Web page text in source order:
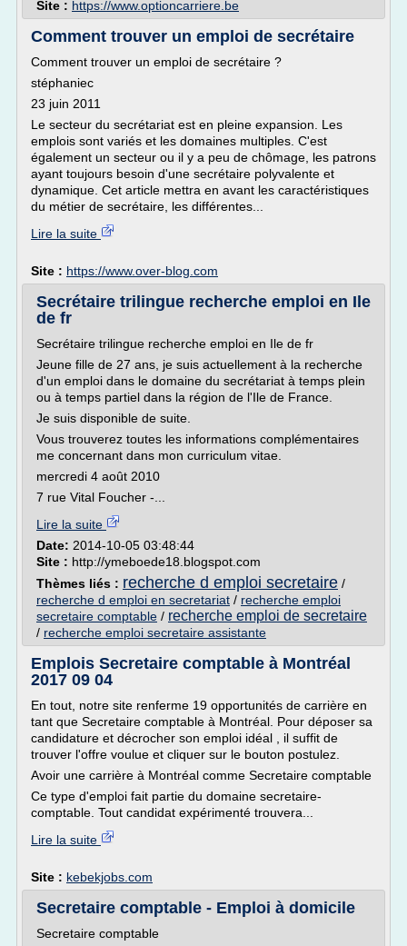
Site : https://www.optioncarriere.be
Comment trouver un emploi de secrétaire
Comment trouver un emploi de secrétaire ?
stéphaniec
23 juin 2011
Le secteur du secrétariat est en pleine expansion. Les
emplois sont variés et les domaines multiples. C'est
également un secteur ou il y a peu de chômage, les patrons
ayant toujours besoin d'une secrétaire polyvalente et
dynamique. Cet article mettra en avant les caractéristiques
du métier de secrétaire, les différentes...
Lire la suite
Site : https://www.over-blog.com
Secrétaire trilingue recherche emploi en Ile
de fr
Secrétaire trilingue recherche emploi en Ile de fr
Jeune fille de 27 ans, je suis actuellement à la recherche
d'un emploi dans le domaine du secrétariat à temps plein
ou à temps partiel dans la région de l'Ile de France.
Je suis disponible de suite.
Vous trouverez toutes les informations complémentaires
me concernant dans mon curriculum vitae.
mercredi 4 août 2010
7 rue Vital Foucher -...
Lire la suite
Date: 2014-10-05 03:48:44
Site : http://ymeboede18.blogspot.com
Thèmes liés : recherche d emploi secretaire /
recherche d emploi en secretariat / recherche emploi
secretaire comptable / recherche emploi de secretaire
/ recherche emploi secretaire assistante
Emplois Secretaire comptable à Montréal
2017 09 04
En tout, notre site renferme 19 opportunités de carrière en
tant que Secretaire comptable à Montréal. Pour déposer sa
candidature et décrocher son emploi idéal , il suffit de
trouver l'offre voulue et cliquer sur le bouton postulez.
Avoir une carrière à Montréal comme Secretaire comptable
Ce type d'emploi fait partie du domaine secretaire-
comptable. Tout candidat expérimenté trouvera...
Lire la suite
Site : kebekjobs.com
Secretaire comptable - Emploi à domicile
Secretaire comptable